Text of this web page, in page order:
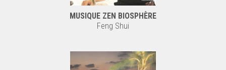
MUSIQUE ZEN BIOSPHÈRE
Feng Shui